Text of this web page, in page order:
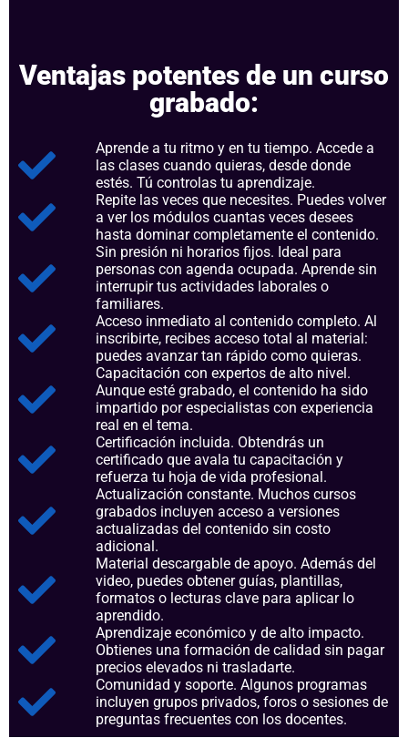
Ventajas potentes de un curso
grabado:
Aprende a tu ritmo y en tu tiempo. Accede a
las clases cuando quieras, desde donde
estés. Tú controlas tu aprendizaje.
Repite las veces que necesites. Puedes volver
a ver los módulos cuantas veces desees
hasta dominar completamente el contenido.
Sin presión ni horarios fijos. Ideal para
personas con agenda ocupada. Aprende sin
interrupir tus actividades laborales o
familiares.
Acceso inmediato al contenido completo. Al
inscribirte, recibes acceso total al material:
puedes avanzar tan rápido como quieras.
Capacitación con expertos de alto nivel.
Aunque esté grabado, el contenido ha sido
impartido por especialistas con experiencia
real en el tema.
Certificación incluida. Obtendrás un
certificado que avala tu capacitación y
refuerza tu hoja de vida profesional.
Actualización constante. Muchos cursos
grabados incluyen acceso a versiones
actualizadas del contenido sin costo
adicional.
Material descargable de apoyo. Además del
video, puedes obtener guías, plantillas,
formatos o lecturas clave para aplicar lo
aprendido.
Aprendizaje económico y de alto impacto.
Obtienes una formación de calidad sin pagar
precios elevados ni trasladarte.
Comunidad y soporte. Algunos programas
incluyen grupos privados, foros o sesiones de
preguntas frecuentes con los docentes.